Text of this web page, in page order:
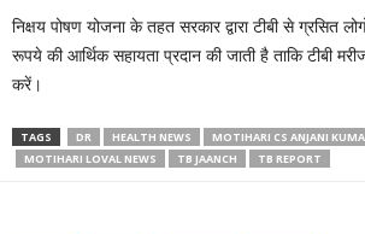
निक्षय पोषण योजना के तहत सरकार द्वारा टीबी से ग्रसित
रूपये की आर्थिक सहायता प्रदान की जाती है ताकि टीबी
करें।
TAGS DR HEALTH NEWS
MOTIHARI CS ANJANI
MOTIHARI LOVAL NEWS
TB JAANCH TB REPORT